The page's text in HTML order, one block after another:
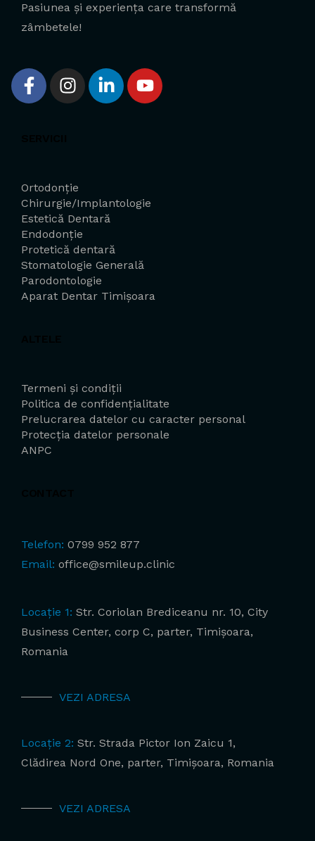
Pasiunea și experiența care transformă
zâmbetele!
Ortodonție
Chirurgie/Implantologie
Estetică Dentară
Endodonție
Protetică dentară
Stomatologie Generală
Parodontologie
Aparat Dentar Timișoara
Termeni și condiții
Politica de confidențialitate
Prelucrarea datelor cu caracter personal
Protecția datelor personale
ANPC
Telefon: 0799 952 877
Email: office@smileup.clinic
Locație 1: Str. Coriolan Brediceanu nr. 10, City
Business Center, corp C, parter, Timișoara,
Romania
VEZI ADRESA
Locație 2: Str. Strada Pictor Ion Zaicu 1,
Clădirea Nord One, parter, Timișoara, Romania
VEZI ADRESA